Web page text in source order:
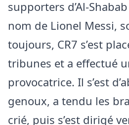
supporters d’Al-
nom de Lionel Messi,
toujours, CR7 s’est
tribunes et a effectué
provocatrice. Il s’est
genoux, a tendu les
crié, puis s’est dirigé